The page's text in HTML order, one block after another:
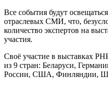
Все события будут
отраслевых СМИ, что,
количество экспертов на
участия.
Своё участие в выставках
из 9 стран: Беларуси,
России, США, Финляндии,